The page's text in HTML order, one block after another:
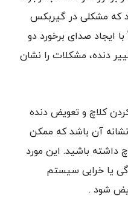
که مشکلی در گیربکس
ایجاد صدای برخورد دو
دنده، مشکلات را نشان
کلاچ و تعویض دنده
آن باشد که ممکن
داشته باشید. این مورد
یا خرابی سيستم
شود .